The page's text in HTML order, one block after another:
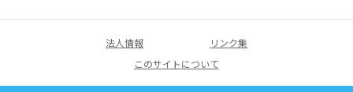
法人情報
リンク集
このサイトについて